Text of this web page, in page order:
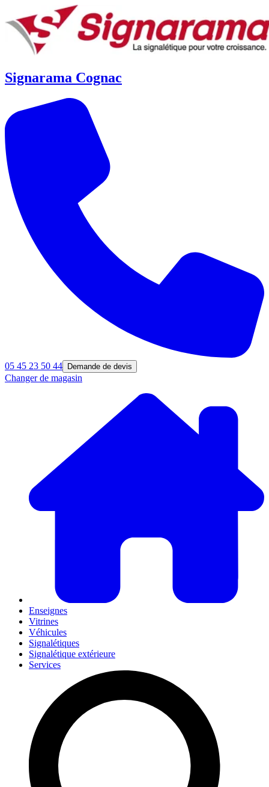
Signarama Cognac
05 45 23 50 44 Demande de devis
Changer de magasin
Enseignes
Vitrines
Véhicules
Signalétiques
Signalétique extérieure
Services